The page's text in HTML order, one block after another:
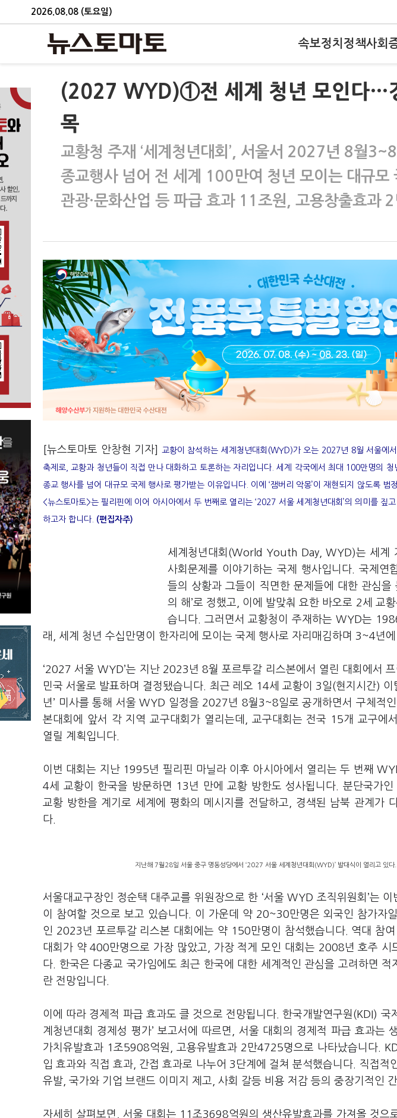
2026.08.08 (토요일)
속보정치 정책사회
(2027 WYD)①전 세계 청년 모인다…
목
교황청 주재 ‘세계청년대회’, 서울서 2027년 8월3~8
종교행사 넘어 전 세계 100만여 청년 모이는 대규모
관광·문화산업 등 파급 효과 11조원, 고용창출효과 2
[뉴스토마토 안창현 기자] 교황이 참석하는 세계청년대회(WYD)가 오는 2027년 8월 서울에
축제로, 교황과 청년들이 직접 만나 대화하고 토론하는 자리입니다. 세계 각국에서 최대 100만명의
종교 행사를 넘어 대규모 국제 행사로 평가받는 이유입니다. 이에 ‘잼버리 악몽’이 재현되지 않도록 범
<뉴스토마토>는 필리핀에 이어 아시아에서 두 번째로 열리는 ‘2027 서울 세계청년대회’의 의미를 짚
하고자 합니다. (편집자주)
세계청년대회(World Youth Day, WYD)는 세계
사회문제를 이야기하는 국제 행사입니다. 국제
들의 상황과 그들이 직면한 문제들에 대한 관심
의 해’로 정했고, 이에 발맞춰 요한 바오로 2세 교
습니다. 그러면서 교황청이 주재하는 WYD는
래, 세계 청년 수십만명이 한자리에 모이는 국제 행사로 자리매김하며 3~4년
‘2027 서울 WYD’는 지난 2023년 8월 포르투갈 리스본에서 열린 대회에서
민국 서울로 발표하며 결정됐습니다. 최근 레오 14세 교황이 3일(현지시간) 이
년’ 미사를 통해 서울 WYD 일정을 2027년 8월3~8일로 공개하면서 구체적
본대회에 앞서 각 지역 교구대회가 열리는데, 교구대회는 전국 15개 교구에
열릴 계획입니다.
이번 대회는 지난 1995년 필리핀 마닐라 이후 아시아에서 열리는 두 번째
4세 교황이 한국을 방문하면 13년 만에 교황 방한도 성사됩니다. 분단국가
교황 방한을 계기로 세계에 평화의 메시지를 전달하고, 경색된 남북 관계가
다.
지난해 7월28일 서울 중구 명동성당에서 ‘2027 서울 세계청년대회(WYD)’ 발대식이 열리고 있
서울대교구장인 정순택 대주교를 위원장으로 한 ‘서울 WYD 조직위원회’는
이 참여할 것으로 보고 있습니다. 이 가운데 약 20~30만명은 외국인 참가자
인 2023년 포르투갈 리스본 대회에는 약 150만명이 참석했습니다. 역대 참
대회가 약 400만명으로 가장 많았고, 가장 적게 모인 대회는 2008년 호주 시
다. 한국은 다종교 국가임에도 최근 한국에 대한 세계적인 관심을 고려하면 적
란 전망입니다.
이에 따라 경제적 파급 효과도 클 것으로 전망됩니다. 한국개발연구원(KDI) 국
계청년대회 경제성 평가’ 보고서에 따르면, 서울 대회의 경제적 파급 효과는
가치유발효과 1조5908억원, 고용유발효과 2만4725명으로 나타났습니다.
입 효과와 직접 효과, 간접 효과로 나누어 3단계에 걸쳐 분석했습니다. 직접적
유발, 국가와 기업 브랜드 이미지 제고, 사회 갈등 비용 저감 등의 중장기적인
자세히 살펴보면, 서울 대회는 11조3698억원의 생산유발효과를 가져올 것으